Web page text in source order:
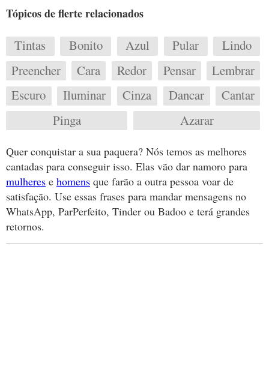
Tópicos de flerte relacionados
Tintas Bonito Azul Pular
Lindo
Preencher
Cara Redor Pensar
Lembrar
Escuro
Iluminar Cinza Dancar
Cantar
Pinga
Azarar
Quer conquistar a sua paquera? Nós temos as melhores
cantadas para conseguir isso. Elas vão dar namoro para
mulheres e homens que farão a outra pessoa voar de
satisfação. Use essas frases para mandar mensagens no
WhatsApp, ParPerfeito, Tinder ou Badoo e terá grandes
retornos.